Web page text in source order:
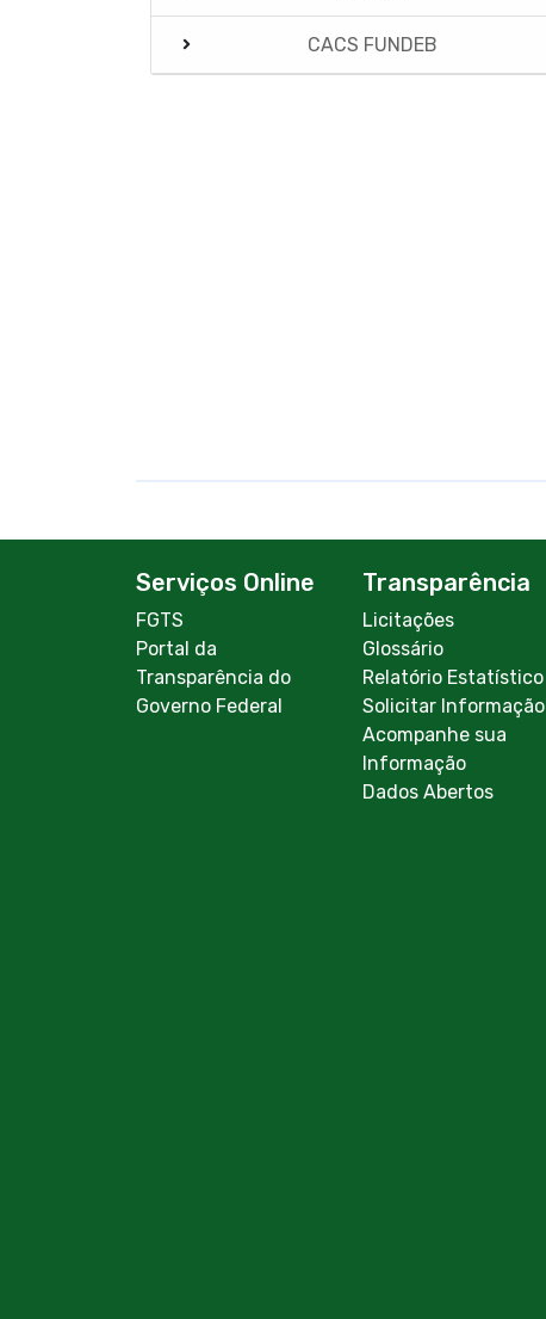
CACS FUNDEB
Serviços Online
FGTS
Portal da
Transparência do
Governo Federal
Transparência
Licitações
Glossário
Relatório Estatístico
Solicitar Informação
Acompanhe sua
Informação
Dados Abertos